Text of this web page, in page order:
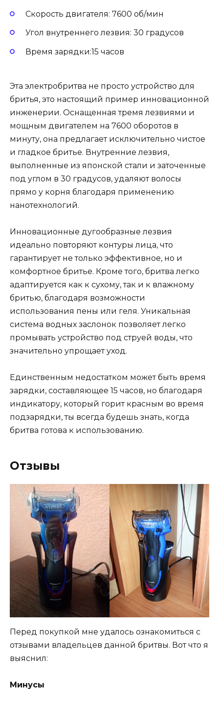
Скорость двигателя: 7600 об/мин
Угол внутреннего лезвия: 30 градусов
Время зарядки:15 часов
Эта электробритва не просто устройство для
бритья, это настоящий пример инновационной
инженерии. Оснащенная тремя лезвиями и
мощным двигателем на 7600 оборотов в
минуту, она предлагает исключительно чистое
и гладкое бритье. Внутренние лезвия,
выполненные из японской стали и заточенные
под углом в 30 градусов, удаляют волосы
прямо у корня благодаря применению
нанотехнологий.
Инновационные дугообразные лезвия
идеально повторяют контуры лица, что
гарантирует не только эффективное, но и
комфортное бритье. Кроме того, бритва легко
адаптируется как к сухому, так и к влажному
бритью, благодаря возможности
использования пены или геля. Уникальная
система водных заслонок позволяет легко
промывать устройство под струей воды, что
значительно упрощает уход.
Единственным недостатком может быть время
зарядки, составляющее 15 часов, но благодаря
индикатору, который горит красным во время
подзарядки, ты всегда будешь знать, когда
бритва готова к использованию.
Отзывы
Перед покупкой мне удалось ознакомиться с
отзывами владельцев данной бритвы. Вот что я
выяснил:
Минусы